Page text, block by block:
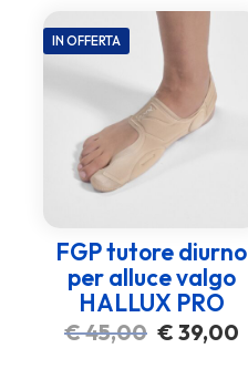
IN OFFERTA
FGP tutore diurno
per alluce valgo
HALLUX PRO
€45,00 Il
€ 39,00Il